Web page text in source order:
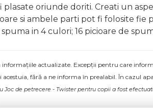
plasate oriunde doriti. Creati un
si ambele parti pot fi folosite fie
in 4 culori; 16 picioare de
actualizate. Excepții pentru care
fără a ne informa în prealabil. În cazul
de petrecere - Twister pentru copii a fost